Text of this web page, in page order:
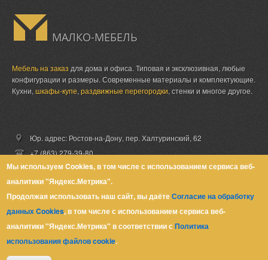
МАЛКО-МЕБЕЛЬ
Мебель на заказ для дома и офиса. Типовая и эксклюзивная, любые
конфигурации и размеры. Современные материалы и комплектующие.
Кухни, шкафы-купе, раздвижные перегородки, стенки и многое другое.
Юр. адрес: Ростов-на-Дону, пер. Халтуринский, 62
+7 (863) 279-39-80
+7 (918) 51-06-999
zakaz@malkomebel.ru
© Малко-Мебель 2013-2026
Мы используем Cookies, в том числе с использованием сервиса веб-
аналитики "Яндекс.Метрика".
Продолжая использовать наш сайт, вы даётеСогласие на обработку
данных Cookies, в том числе с использованием сервиса веб-
аналитики "Яндекс.Метрика" в соответствии сПолитика
использования файлов cookie.